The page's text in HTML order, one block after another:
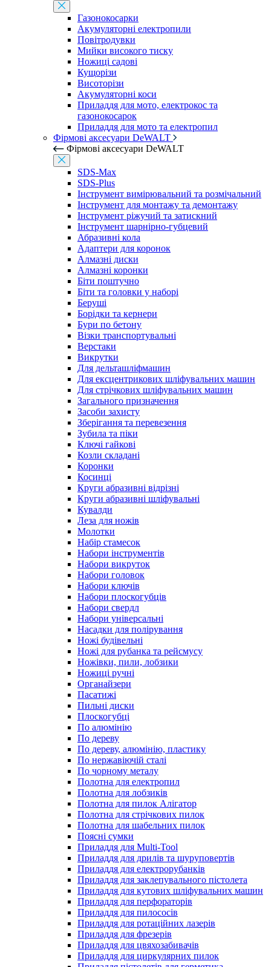
Газонокосарки
Акумуляторні електропили
Повітродувки
Мийки високого тиску
Ножиці садові
Кущорізи
Висоторізи
Акумуляторні коси
Приладдя для мото, електрокос та
газонокосарок
Приладдя для мото та електропил
Фірмові аксесуари DeWALT
Фірмові аксесуари DeWALT
SDS-Max
SDS-Plus
Інструмент вимірювальний та розмічальний
Інструмент для монтажу та демонтажу
Інструмент ріжучий та затискний
Інструмент шарнірно-губцевий
Абразивні кола
Адаптери для коронок
Алмазні диски
Алмазні коронки
Біти поштучно
Біти та головки у наборі
Беруші
Борідки та кернери
Бури по бетону
Візки транспортувальні
Верстаки
Викрутки
Для дельташліфмашин
Для ексцентрикових шліфувальних машин
Для стрічкових шліфувальних машин
Загального призначення
Засоби захисту
Зберігання та перевезення
Зубила та піки
Ключі гайкові
Козли складані
Коронки
Косинці
Круги абразивні відрізні
Круги абразивні шліфувальні
Кувалди
Леза для ножів
Молотки
Набір стамесок
Набори інструментів
Набори викруток
Набори головок
Набори ключів
Набори плоскогубців
Набори свердл
Набори універсальні
Насадки для полірування
Ножі будівельні
Ножі для рубанка та рейсмусу
Ножівки, пили, лобзики
Ножиці ручні
Органайзери
Пасатижі
Пильні диски
Плоскогубці
По алюмінію
По дереву
По дереву, алюмінію, пластику
По нержавіючій сталі
По чорному металу
Полотна для електропил
Полотна для лобзиків
Полотна для пилок Алігатор
Полотна для стрічкових пилок
Полотна для шабельних пилок
Поясні сумки
Приладдя для Multi-Tool
Приладдя для дрилів та шуруповертів
Приладдя для електрорубанків
Приладдя для заклепувального пістолета
Приладдя для кутових шліфувальних машин
Приладдя для перфораторів
Приладдя для пилососів
Приладдя для ротаційних лазерів
Приладдя для фрезерів
Приладдя для цвяхозабивачів
Приладдя для циркулярних пилок